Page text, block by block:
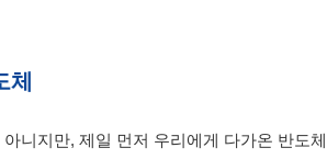
니지만, 제일 먼저 우리에게 다가온 반도